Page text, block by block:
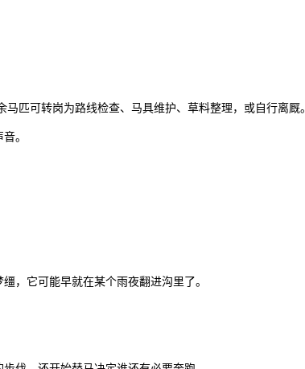
匹可转岗为路线检查、马具维护、草料整理，或自行离厩。
。
，它可能早就在某个雨夜翻进沟里了。